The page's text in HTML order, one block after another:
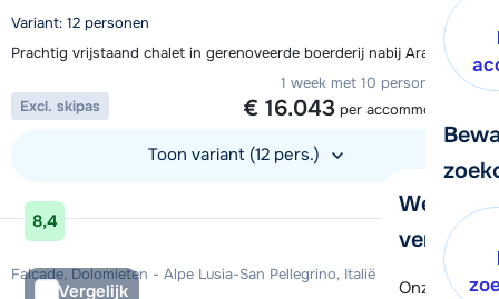
We
verder!
Onze
Variant: 12 personen
Prachtig vrijstaand chalet in gerenoveerde boerderij nabij Arabba
1 week met 10 personen vanaf
€ 16.043 per accommodatie
Excl. skipas
Toon variant (12 pers.)
Bekijk accommodatie
8,4
Vergelijk
Falcade, Dolomieten - Alpe Lusia-San Pellegrino, Italië